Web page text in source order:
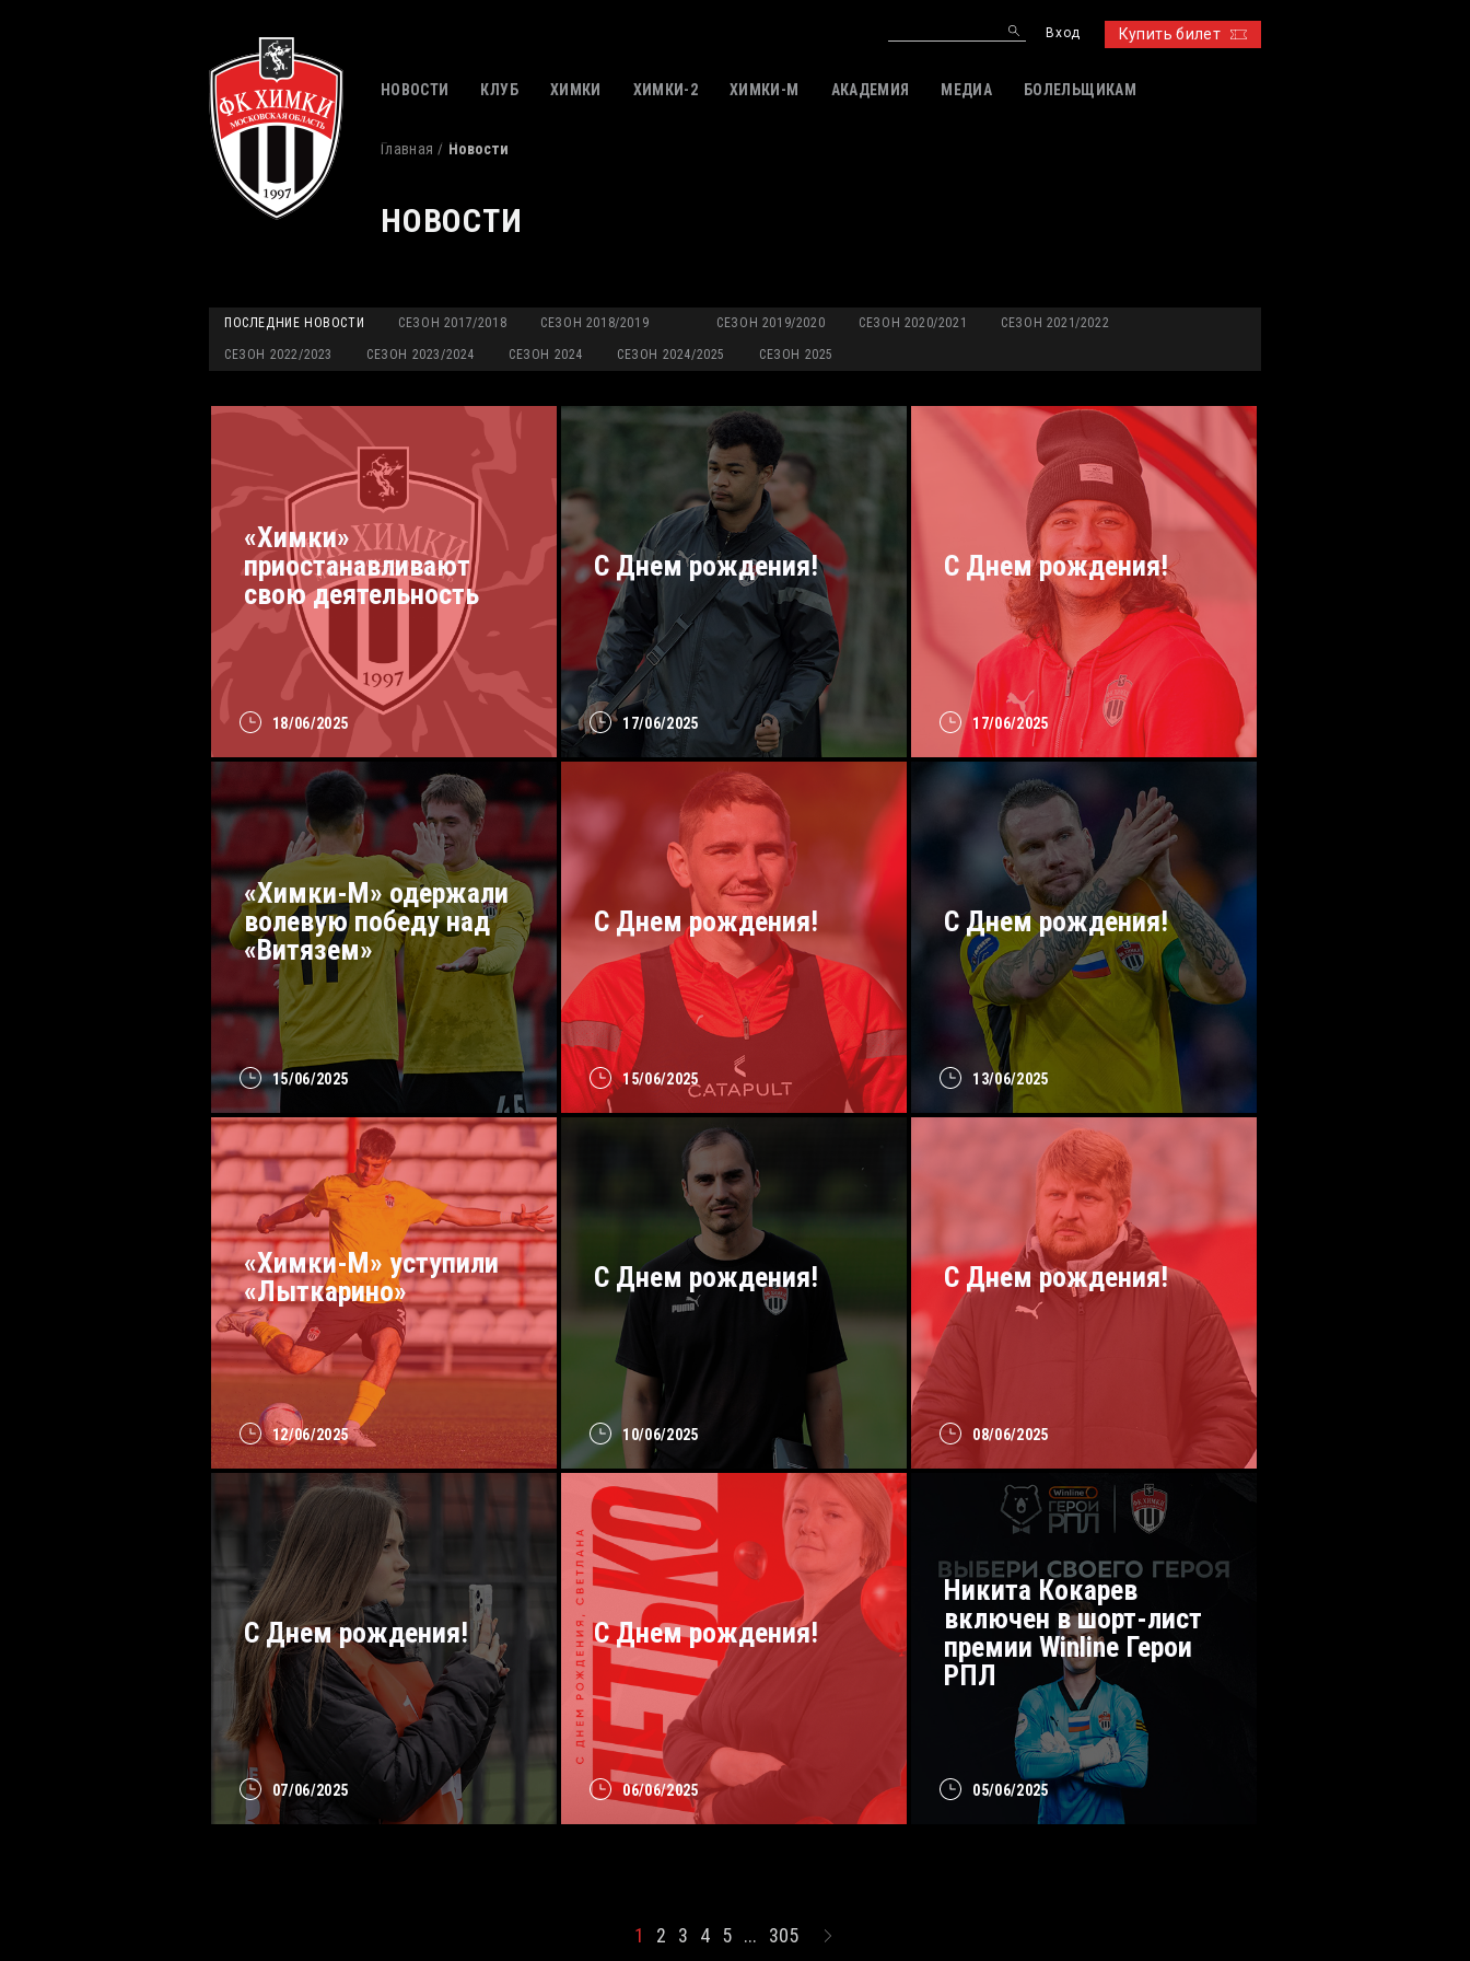
Купить билет
Вход
НОВОСТИ КЛУБ ХИМКИ ХИМКИ-2 ХИМКИ-M АКАДЕМИЯ МЕДИА БОЛЕЛЬЩИКАМ
Главная Новости
НОВОСТИ
ПОСЛЕДНИЕ НОВОСТИ СЕЗОН 2017/2018 СЕЗОН 2018/2019 СЕЗОН 2019/2020 СЕЗОН 2020/2021 СЕЗОН 2021/2022
СЕЗОН 2022/2023 СЕЗОН 2023/2024 СЕЗОН 2024 СЕЗОН 2024/2025 СЕЗОН 2025
18/06/2025
«Химки»
приостанавливают
свою деятельность
17/06/2025
С Днем рождения!
17/06/2025
С Днем рождения!
15/06/2025
«Химки-М» одержали
волевую победу над
«Витязем»
15/06/2025
С Днем рождения!
13/06/2025
C Днем рождения!
12/06/2025
«Химки-М» уступили
«Лыткарино»
10/06/2025
С Днем рождения!
08/06/2025
C Днем рождения!
07/06/2025
С Днем рождения!
06/06/2025
С Днем рождения!
05/06/2025
Никита Кокарев
включен в шорт-лист
премии Winline Герои
РПЛ
1 2 3 4 5 ... 305